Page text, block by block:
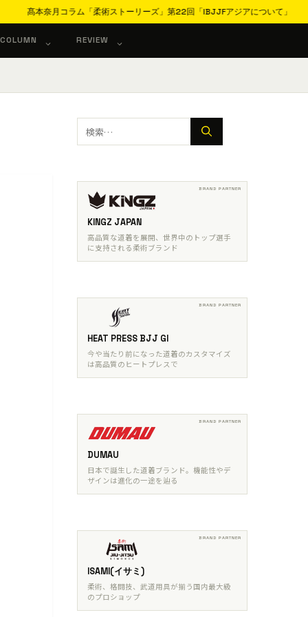
髙本奈月コラム「柔術ストーリーズ」第22回「IBJJFアジアについて」
COLUMN REVIEW
検
索:
KINGZ JAPAN
高品質な道着を展開、世界中のトップ選手
に支持される柔術ブランド
HEAT PRESS BJJ GI
今や当たり前になった道着のカスタマイズ
は高品質のヒートプレスで
DUMAU
日本で誕生した道着ブランド。機能性やデ
ザインは進化の一途を辿る
ISAMI(イサミ)
柔術、格闘技、武道用具が揃う国内最大級
のプロショップ